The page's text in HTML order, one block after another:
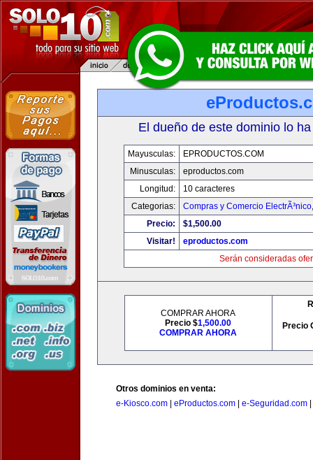
El dueño de este dominio lo
Mayusculas:
EPRODUCTOS.COM
Minusculas:
eproductos.com
Longitud:
10 caracteres
Categorias:
Compras y Comercio ElectrÃ³nico
Precio:
$1,500.00
Visitar!
eproductos.com
Serán consideradas
COMPRAR AHORA
Precio $1,500.00
COMPRAR AHORA
Precio
Otros dominios en venta:
e-Kiosco.com
eProductos.com e-Seguridad.com